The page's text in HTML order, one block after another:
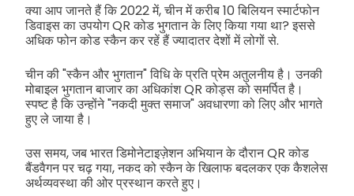
क्या आप जानते हैं कि 2022 में, चीन में करीब 10 बिलियन स्मार्टफोन
डिवाइस का उपयोग QR कोड भुगतान के लिए किया गया था? इससे
अधिक फोन कोड स्कैन कर रहें हैं ज्यादातर देशों में लोगों से.
चीन की "स्कैन और भुगतान" विधि के प्रति प्रेम अतुलनीय है। उनकी
मोबाइल भुगतान बाजार का अधिकांश QR कोड्स को समर्पित है।
स्पष्ट है कि उन्होंने "नकदी मुक्त समाज" अवधारणा को लिए और भागते
हुए ले जाया है।
उस समय, जब भारत डिमोनेटाइज़ेशन अभियान के दौरान QR कोड
बैंडवैगन पर चढ़ गया, नकद को स्कैन के खिलाफ बदलकर एक कैशलेस
अर्थव्यवस्था की ओर प्रस्थान करते हुए।